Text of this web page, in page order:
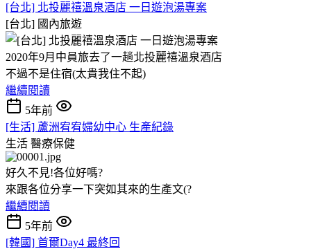
[台北] 北投麗禧溫泉酒店 一日遊泡湯專案
[台北] 國內旅遊
2020年9月中員旅去了一趟北投麗禧溫泉酒店
不過不是住宿(太貴我住不起)
繼續閱讀
5年前
[生活] 蘆洲宥宥婦幼中心 生產紀錄
生活 醫療保健
好久不見!各位好嗎?
來跟各位分享一下突如其來的生產文(?
繼續閱讀
5年前
[韓國] 首爾Day4 最終回